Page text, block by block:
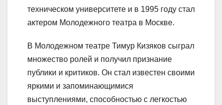
техническом университете и в 1995 году стал
актером Молодежного театра в Москве.
В Молодежном театре Тимур Кизяков сыграл
множество ролей и получил признание
публики и критиков. Он стал известен своими
яркими и запоминающимися
выступлениями, способностью с легкостью